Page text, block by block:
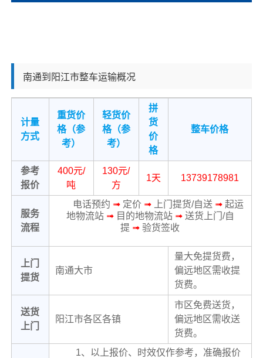
南通到阳江市整车运输概况
计量
方式
重货价
格（参
考）
轻货价
格（参
考）
拼
货
价
格
整车价格
参考
报价
400元/
吨
130元/
方
1天 13739178981
服务
流程
电话预约 ➟ 定价 ➟ 上门提货/自送 ➟ 起运
地物流站 ➟目的地物流站 ➟送货上门/自
提 ➟ 验货签收
上门
提货
南通大市
量大免提货费，
偏远地区需收提
货费。
送货
上门
阳江市各区各镇
市区免费送货，
偏远地区需收送
货费。
1、以上报价、时效仅作参考，准确报价